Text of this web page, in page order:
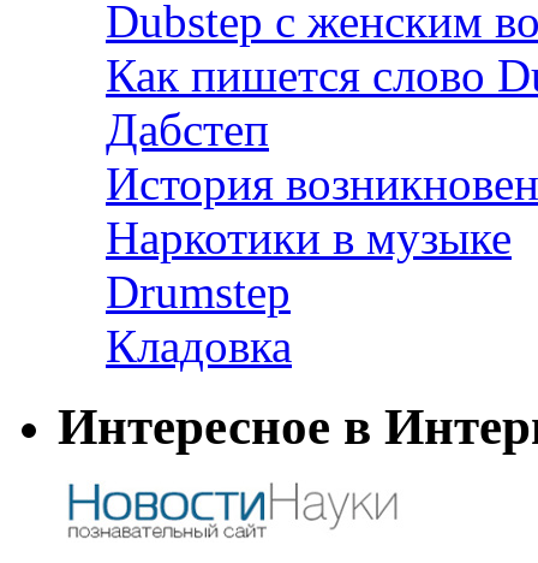
Dubstep с женским
Как пишется слово
Дабстеп
История
Наркотики в музыке
Drumstep
Кладовка
Интересное в